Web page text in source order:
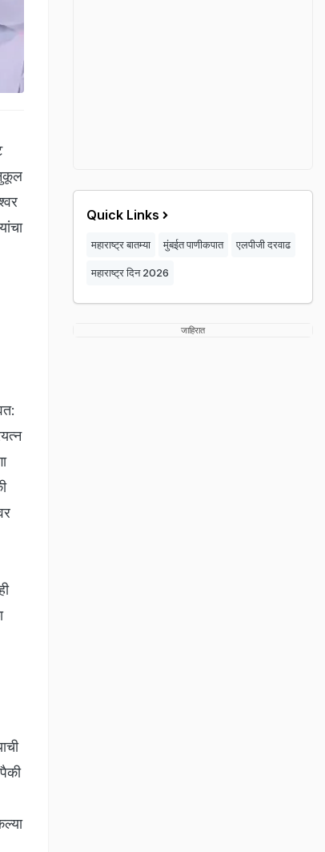
Quick Links
महाराष्ट्र बातम्या मुंबईत पाणीकपात एलपीजी दरवाढ
महाराष्ट्र दिन 2026
जाहिरात